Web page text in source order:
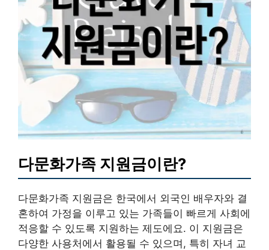
다문화가족 지원금이란?
다문화가족 지원금은 한국에서 외국인 배우자와 결
혼하여 가정을 이루고 있는 가족들이 빠르게 사회에
적응할 수 있도록 지원하는 제도에요. 이 지원금은
다양한 사용처에서 활용될 수 있으며, 특히 자녀 교